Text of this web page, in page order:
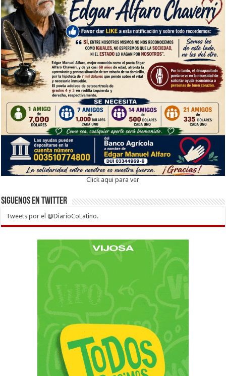
Click aqui para ver
Siguenos en twitter
Tweets por el @DiarioCoLatino.